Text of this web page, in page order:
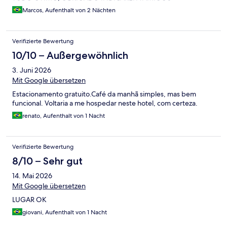
Marcos, Aufenthalt von 2 Nächten
Verifizierte Bewertung
10/10 – Außergewöhnlich
3. Juni 2026
Mit Google übersetzen
Estacionamento gratuito.Café da manhã simples, mas bem
funcional. Voltaria a me hospedar neste hotel, com certeza.
renato, Aufenthalt von 1 Nacht
Verifizierte Bewertung
8/10 – Sehr gut
14. Mai 2026
Mit Google übersetzen
LUGAR OK
giovani, Aufenthalt von 1 Nacht